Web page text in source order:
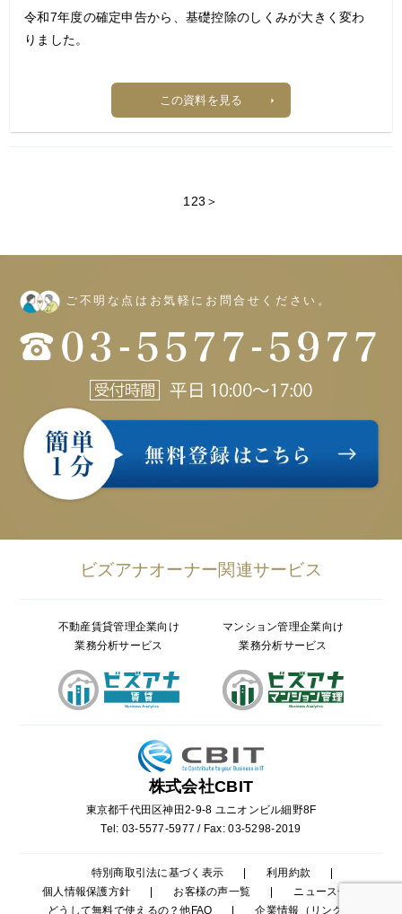
令和7年度の確定申告から、基礎控除のしくみが大きく変わ
りました。
特に注目すべきは、合計所得金額によって控除額に最大20万
円もの差が出るという点です。
超えると68万円に下がってしまいます。
【目次】
2.未払金を正しく計上する
3.家事関連費を見直す
4.修繕費と資本的支出を正しく区分する
5.貸倒引当金を計上する
6.固定資産除却損を計上する
この資料を見る
1 23 ＞
ご不明な点はお気軽にお問合せください。
特別商取引法に基づく表示
利用約款
個人情報保護方針
お客様の声一覧
ニュース一覧
どうして無料で使えるの？他FAQ
企業情報（リンク）
ビズアナオーナー関連サービス
不動産賃貸管理企業向け
業務分析サービス
マンション管理企業向け
業務分析サービス
株式会社CBIT
東京都千代田区神田2-9-8 ユニオンビル細野8F
Tel: 03-5577-5977 / Fax: 03-5298-2019